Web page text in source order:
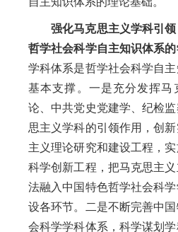
强化马克思主义学科引
哲学社会科学自主知识体系的
学科体系是哲学社会科学自
基本支撑。一是充分发挥马
论、中共党史党建学、纪检
思主义学科的引领作用，创
主义理论研究和建设工程，
科学创新工程，把马克思主
法融入中国特色哲学社会科
设各环节。二是不断完善中
会科学学科体系，科学谋划